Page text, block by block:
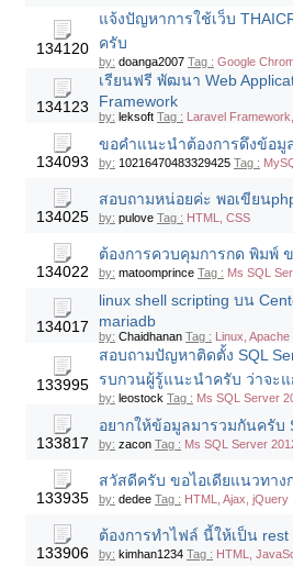
134120
แจ้งปัญหาการใช้เว็บ
ครับ
by: doanga2007 Tag : Google
134123
เรียนฟรี พัฒนา Web
Framework
by: leksoft Tag : Laravel
134093
ขอคำแนะนำต้องการดึงข้อมู
by: 10216470483329425 Tag :
134025
สอบถามหน่อยค่ะ พอเขียน
by: pulove Tag : HTML, CSS
134022
ต้องการควบคุมการกด พิมพ์
by: matoomprince Tag : Ms SQL
134017
linux shell scripting บน
mariadb
by: Chaidhanan Tag : Linux, Apache
133995
สอบถามปัญหาติดตั้ง SQL
รบกวนผู้รู้แนะนำครับ ว่าจะแ
by: leostock Tag : Ms SQL Server
133817
อยากให้ข้อมูลมารวมกันครับ
by: zacon Tag : Ms SQL Server
133935
สวัสดีครับ ขอไอเดียแนวทาง
by: dedee Tag : HTML, Ajax, jQuery
133906
ต้องการทำไฟล์ นี้ให้เป็น
by: kimhan1234 Tag : HTML,